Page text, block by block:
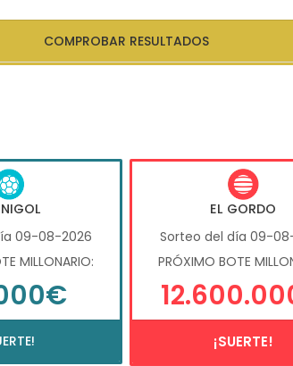
COMPROBAR RESULTADOS
09-08-2026
MILLONARIO:
EL GORDO
Sorteo del día 09-
PRÓXIMO BOTE
¡SUERTE!